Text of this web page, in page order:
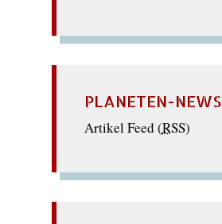
PLANETEN-NEWS
Artikel Feed (RSS)